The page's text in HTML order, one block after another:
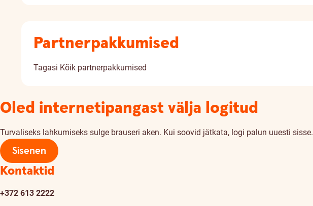
Partnerpakkumised
Tagasi Kõik partnerpakkumised
Oled internetipangast välja logitud
Turvaliseks lahkumiseks sulge brauseri aken. Kui soovid jätkata, logi palun uuesti sisse.
Sisenen
Kontaktid
+372 613 2222